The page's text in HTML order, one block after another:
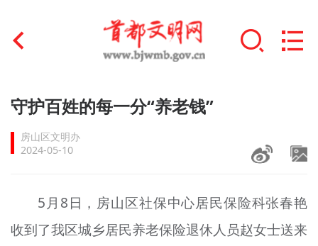
首页
文明创建
文明培育
+
未成年人思想道德建设
守护百姓的每一分“养老钱”
房山区文明办
2024-05-10
5月8日，房山区社保中心居民保险科张春艳
收到了我区城乡居民养老保险退休人员赵女士送来